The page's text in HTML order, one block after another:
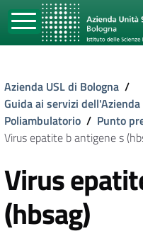
Azienda USL di Bologna /
Guida ai servizi dell'Azienda
Poliambulatorio / Punto
Virus epatite b antigene s
Virus
(hbsag)